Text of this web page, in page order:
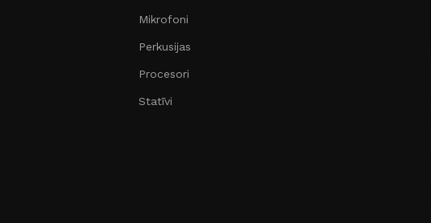
Mikrofoni
Perkusijas
Procesori
Statīvi